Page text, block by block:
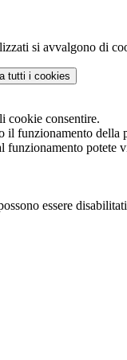
si avvalgono di
tutti i cookies
cookie consentire.
il funzionamento
funzionamento potete
essere